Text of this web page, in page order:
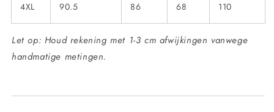
4XL 90.5 86 68 110
Let op: Houd rekening met 1-3 cm afwijkingen vanwege
handmatige metingen.